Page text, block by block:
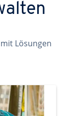
Lösungen